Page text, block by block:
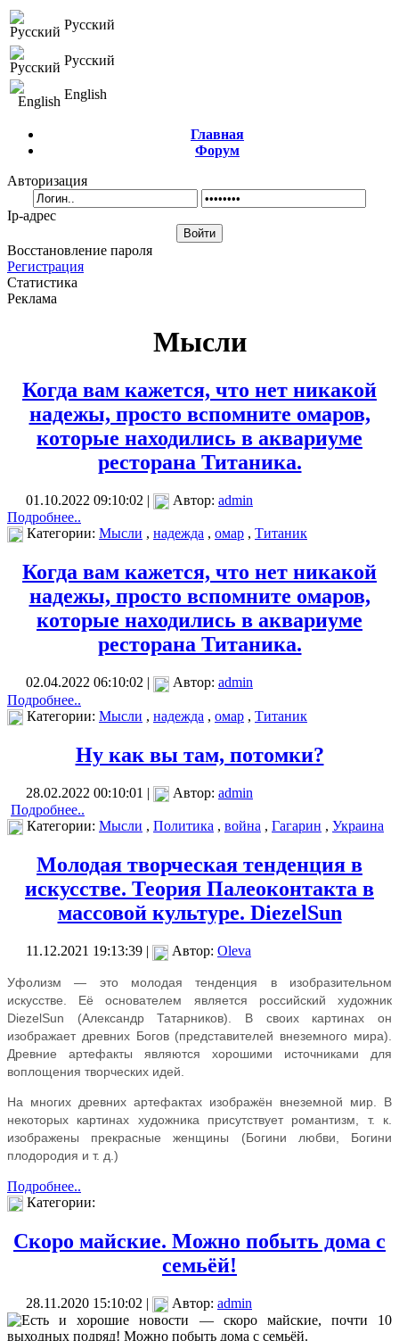
Русский
Русский
English
Главная
Форум
Авторизация
Ip-адрес
Восстановление пароля
Регистрация
Статистика
Реклама
Мысли
Когда вам кажется, что нет никакой
надежы, просто вспомните омаров,
которые находились в аквариуме
ресторана Титаника.
01.10.2022 09:10:02 | Автор: admin
Подробнее..
Категории: Мысли , надежда , омар , Титаник
Когда вам кажется, что нет никакой
надежы, просто вспомните омаров,
которые находились в аквариуме
ресторана Титаника.
02.04.2022 06:10:02 | Автор: admin
Подробнее..
Категории: Мысли , надежда , омар , Титаник
Ну как вы там, потомки?
28.02.2022 00:10:01 | Автор: admin
Подробнее..
Категории: Мысли , Политика , война , Гагарин , Украина
Молодая творческая тенденция в
искусстве. Теория Палеоконтакта в
массовой культуре. DiezelSun
11.12.2021 19:13:39 | Автор: Oleva
Уфолизм — это молодая тенденция в изобразительном
искусстве. Её основателем является российский художник
DiezelSun (Александр Татарников). В своих картинах он
изображает древних Богов (представителей внеземного мира).
Древние артефакты являются хорошими источниками для
воплощения творческих идей.
На многих древних артефактах изображён внеземной мир. В
некоторых картинах художника присутствует романтизм, т. к.
изображены прекрасные женщины (Богини любви, Богини
плодородия и т. д.)
Подробнее..
Категории:
Скоро майские. Можно побыть дома с
семьёй!
28.11.2020 15:10:02 | Автор: admin